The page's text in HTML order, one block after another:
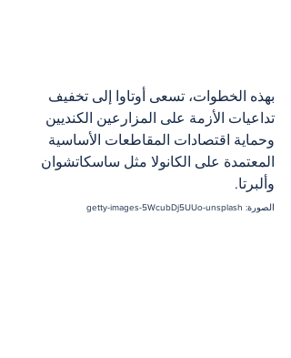
بهذه الخطوات، تسعى أوتاوا إلى تخفيف
تداعيات الأزمة على المزارعين الكنديين
وحماية اقتصادات المقاطعات الأساسية
المعتمدة على الكانولا مثل ساسكاتشوان
وألبرتا.
الصورة: getty-images-5WcubDj5UUo-unsplash